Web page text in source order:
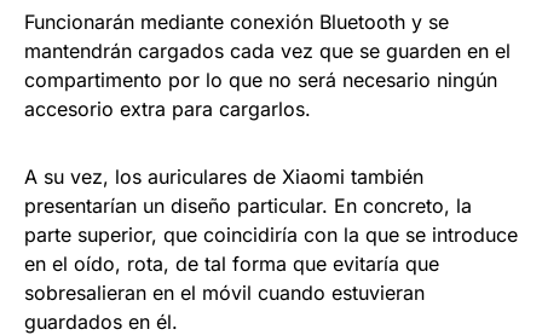
Funcionarán mediante conexión Bluetooth y se
mantendrán cargados cada vez que se guarden en el
compartimento por lo que no será necesario ningún
accesorio extra para cargarlos.
A su vez, los auriculares de Xiaomi también
presentarían un diseño particular. En concreto, la
parte superior, que coincidiría con la que se introduce
en el oído, rota, de tal forma que evitaría que
sobresalieran en el móvil cuando estuvieran
guardados en él.